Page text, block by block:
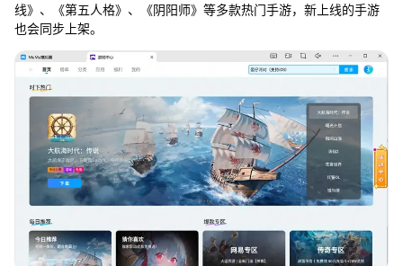
线》、《第五人格》、《阴阳师》等多款热门手游，新上线的手游
也会同步上架。